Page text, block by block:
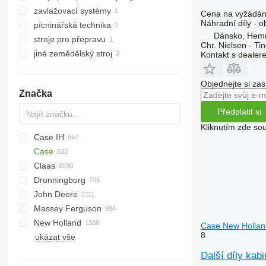
elektromotory
další elektrické součásti
kultivátory
zavlažovací systémy
pícninářská technika
zemědělské nakladače
stroje pro přepravu
jiné zemědělský stroj
Značka
Case IH
1460
1660
1680
2166
2188
2366
2388
Case
621
621D
C-series
Claas
Avero
C-series
Commandor
Dominator
Jaguar
M series
TopLiner
Dronningborg
D-series
Ideal
6640
4900
806
John Deere
8R
550
590
Big X
3500
3600
3650
Massey Ferguson
30
34
New Holland
8030
1100 Series
ukázat vše
Cena na
Náhradní díly -
Dánsko,
Chr. Nielsen -
Kontakt s
Objednejte si
Předplatit si
Kliknutím zde
Case New
8
Další díly